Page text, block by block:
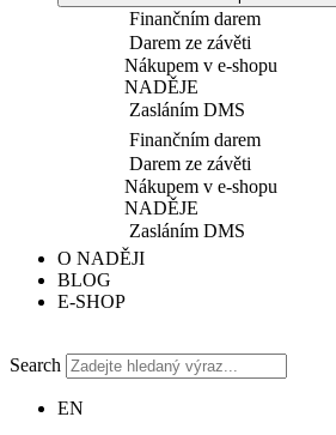
Finančním darem
Darem ze závěti
Nákupem v e-shopu
NADĚJE
Zasláním DMS
Finančním darem
Darem ze závěti
Nákupem v e-shopu
NADĚJE
Zasláním DMS
O NADĚJI
BLOG
E-SHOP
Search
EN